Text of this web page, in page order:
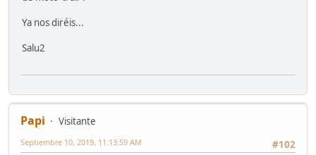
Ya nos diréis...
Salu2
Papi
Visitante
#102
Septiembre 10, 2019, 11:13:59 AM